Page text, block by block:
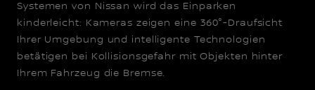
Systemen von Nissan wird das Einparken
kinderleicht: Kameras zeigen eine 360°-Draufsicht
Ihrer Umgebung und intelligente Technologien
betätigen bei Kollisionsgefahr mit Objekten hinter
Ihrem Fahrzeug die Bremse.